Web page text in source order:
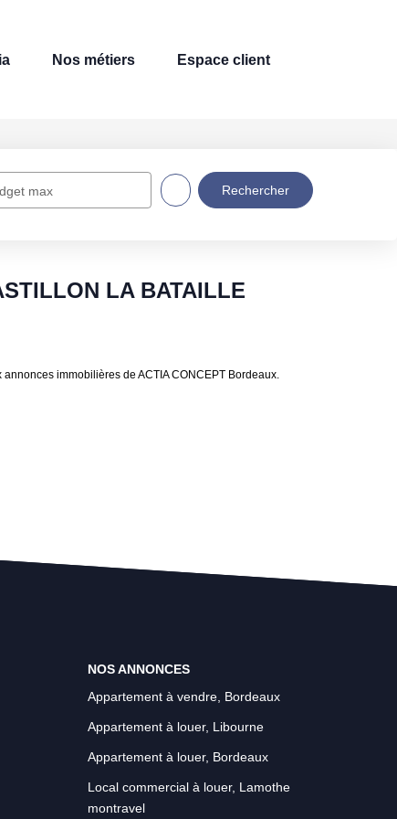
Nos métiers Espace client
max
LA BATAILLE
immobilières de ACTIA CONCEPT Bordeaux.
NOS ANNONCES
Appartement à vendre, Bordeaux
Appartement à louer, Libourne
Appartement à louer, Bordeaux
Local commercial à louer, Lamothe
montravel